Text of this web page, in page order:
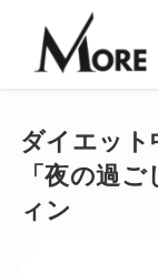
ダイエット
「夜の過
ィン